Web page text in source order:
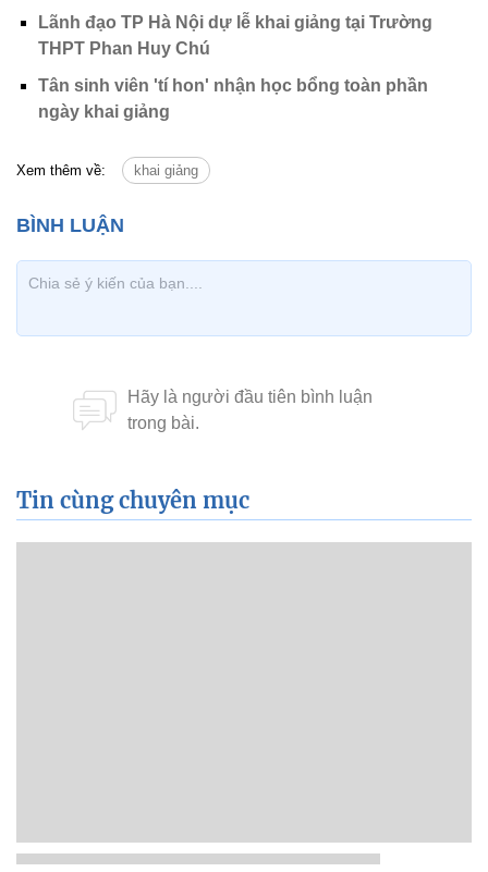
Lãnh đạo TP Hà Nội dự lễ khai giảng tại Trường
THPT Phan Huy Chú
Tân sinh viên 'tí hon' nhận học bổng toàn phần
ngày khai giảng
Xem thêm về: khai giảng
Tin cùng chuyên mục